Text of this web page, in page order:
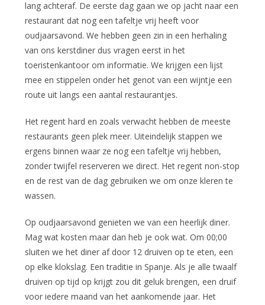
lang achteraf. De eerste dag gaan we op jacht naar een
restaurant dat nog een tafeltje vrij heeft voor
oudjaarsavond. We hebben geen zin in een herhaling
van ons kerstdiner dus vragen eerst in het
toeristenkantoor om informatie. We krijgen een lijst
mee en stippelen onder het genot van een wijntje een
route uit langs een aantal restaurantjes.
Het regent hard en zoals verwacht hebben de meeste
restaurants geen plek meer. Uiteindelijk stappen we
ergens binnen waar ze nog een tafeltje vrij hebben,
zonder twijfel reserveren we direct. Het regent non-stop
en de rest van de dag gebruiken we om onze kleren te
wassen.
Op oudjaarsavond genieten we van een heerlijk diner.
Mag wat kosten maar dan heb je ook wat. Om 00;00
sluiten we het diner af door 12 druiven op te eten, een
op elke klokslag. Een traditie in Spanje. Als je alle twaalf
druiven op tijd op krijgt zou dit geluk brengen, een druif
voor iedere maand van het aankomende jaar. Het